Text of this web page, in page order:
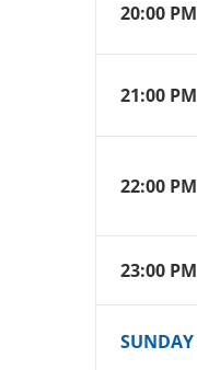
20:00 PM
21:00 PM
22:00 PM
23:00 PM
SUNDAY